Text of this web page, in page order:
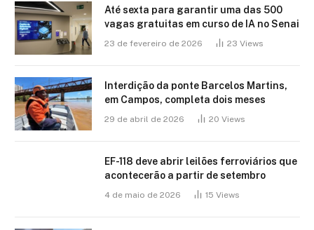
Até sexta para garantir uma das 500
vagas gratuitas em curso de IA no Senai
23 de fevereiro de 2026 23 Views
Interdição da ponte Barcelos Martins,
em Campos, completa dois meses
29 de abril de 2026 20 Views
EF-118 deve abrir leilões ferroviários que
acontecerão a partir de setembro
4 de maio de 2026 15 Views